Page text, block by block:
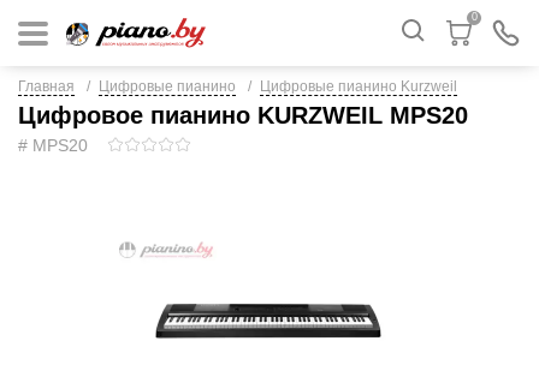
0
Главная Цифровые пианино Цифровые пианино Kurzweil
Цифровое пианино KURZWEIL MPS20
# MPS20